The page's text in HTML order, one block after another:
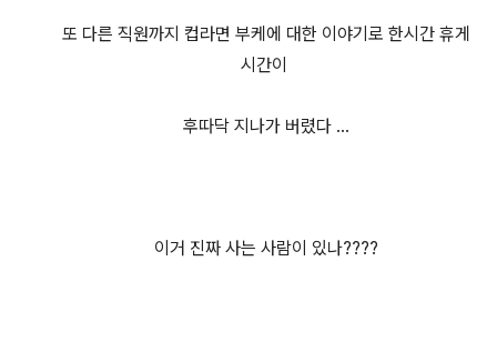
또 다른 직원까지 컵라면 부케에 대한 이야기로 한시간 휴게
시간이
후따닥 지나가 버렸다 ...
이거 진짜 사는 사람이 있나????